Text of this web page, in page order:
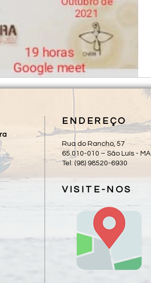
ENDEREÇO
Rua do Rancho, 57
65.010-010 – São Luís - MA
Tel: (98) 98520-6930
VISITE-NOS